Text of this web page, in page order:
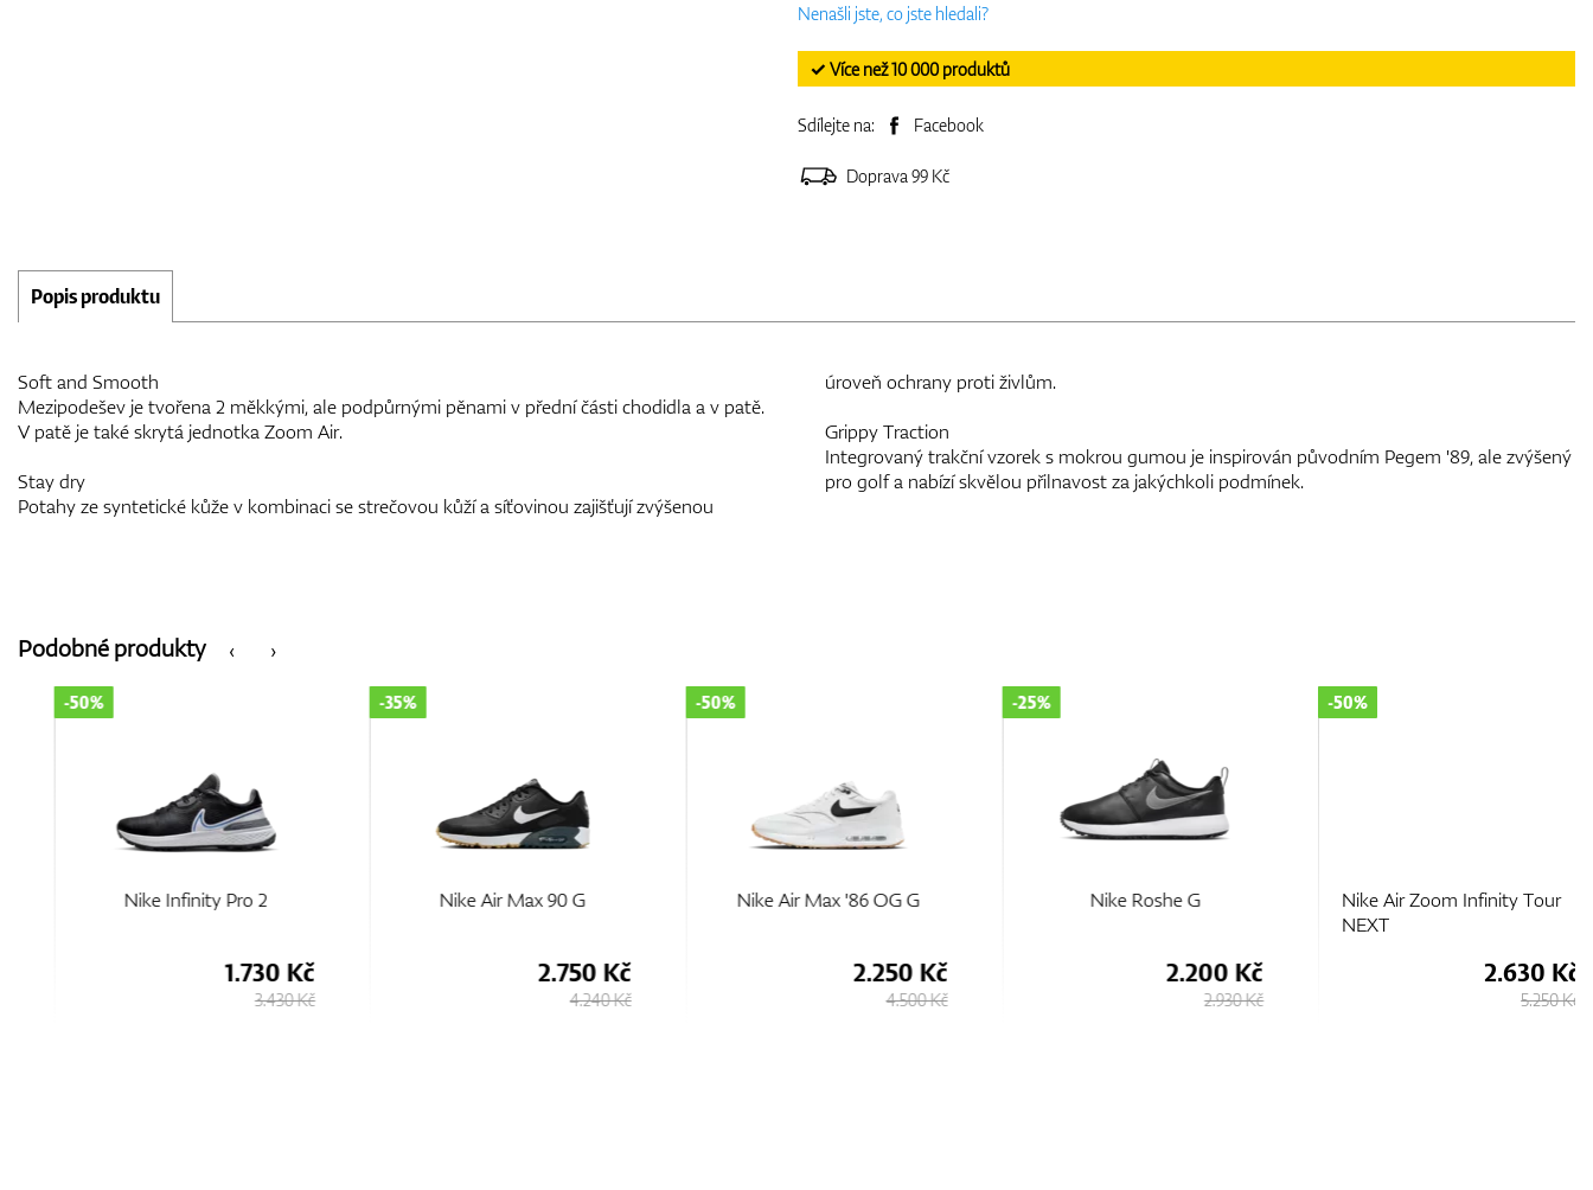
Nenašli jste, co jste hledali?
✓ Více než 10 000 produktů
Sdílejte na: Facebook
Doprava 99 Kč
Popis produktu
Soft and Smooth
Mezipodešev je tvořena 2 měkkými, ale podpůrnými pěnami v přední části chodidla a v patě.
V patě je také skrytá jednotka Zoom Air.
Stay dry
Potahy ze syntetické kůže v kombinaci se strečovou kůží a síťovinou zajišťují zvýšenou
úroveň ochrany proti živlům.
Grippy Traction
Integrovaný trakční vzorek s mokrou gumou je inspirován původním Pegem '89, ale zvýšený
pro golf a nabízí skvělou přilnavost za jakýchkoli podmínek.
‹
Podobné produkty ›
Nike Infinity Pro 2
-50%
1.730 Kč
3.430 Kč
Nike Air Max 90 G
-35%
2.750 Kč
4.240 Kč
Nike Air Max '86 OG G
-50%
2.250 Kč
4.500 Kč
Nike Roshe G
-25%
2.200 Kč
2.930 Kč
Nike Air Zoom Infinity Tour
NEXT
-50%
2.630 Kč
5.250 Kč